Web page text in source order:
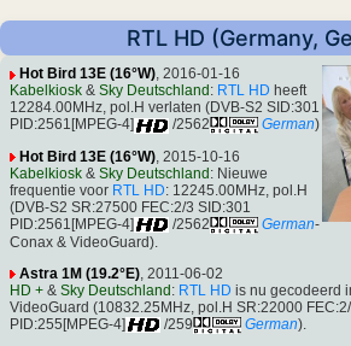
RTL HD (Germany,
Hot Bird 13E (16°W), 2016-01-16
Kabelkiosk & Sky Deutschland : RTL HD heeft
12284.00MHz, pol.H verlaten (DVB-S2 SID:301
PID:2561[MPEG-4]
/2562 German)
Hot Bird 13E (16°W), 2015-10-16
Kabelkiosk & Sky Deutschland : Nieuwe
frequentie voor RTL HD: 12245.00MHz, pol.H
(DVB-S2 SR:27500 FEC:2/3 SID:301
PID:2561[MPEG-4]
/2562 German-
Conax & VideoGuard).
Astra 1M (19.2°E), 2011-06-02
HD + & Sky Deutschland : RTL HD is nu gecodeerd
VideoGuard (10832.25MHz, pol.H SR:22000
PID:255[MPEG-4]
/259 German).